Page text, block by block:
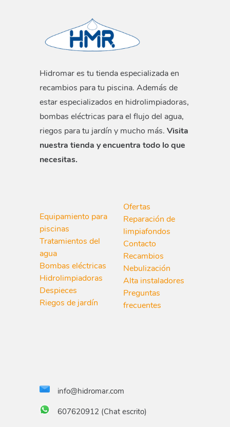
Hidromar es tu tienda especializada en
recambios para tu piscina. Además de
estar especializados en hidrolimpiadoras,
bombas eléctricas para el flujo del agua,
riegos para tu jardín y mucho más. Visita
nuestra tienda y encuentra todo lo que
necesitas.
Equipamiento para
piscinas
Tratamientos del
agua
Bombas eléctricas
Hidrolimpiadoras
Despieces
Riegos de jardín
Ofertas
Reparación de
limpiafondos
Contacto
Recambios
Nebulización
Alta instaladores
Preguntas
frecuentes
info@hidromar.com
607620912 (Chat escrito)